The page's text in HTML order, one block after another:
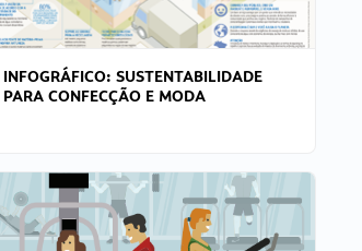
INFOGRÁFICO: SUSTENTABILIDADE
PARA CONFECÇÃO E MODA